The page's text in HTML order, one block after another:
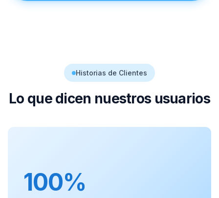
Historias de Clientes
Lo que dicen nuestros usuarios
100%